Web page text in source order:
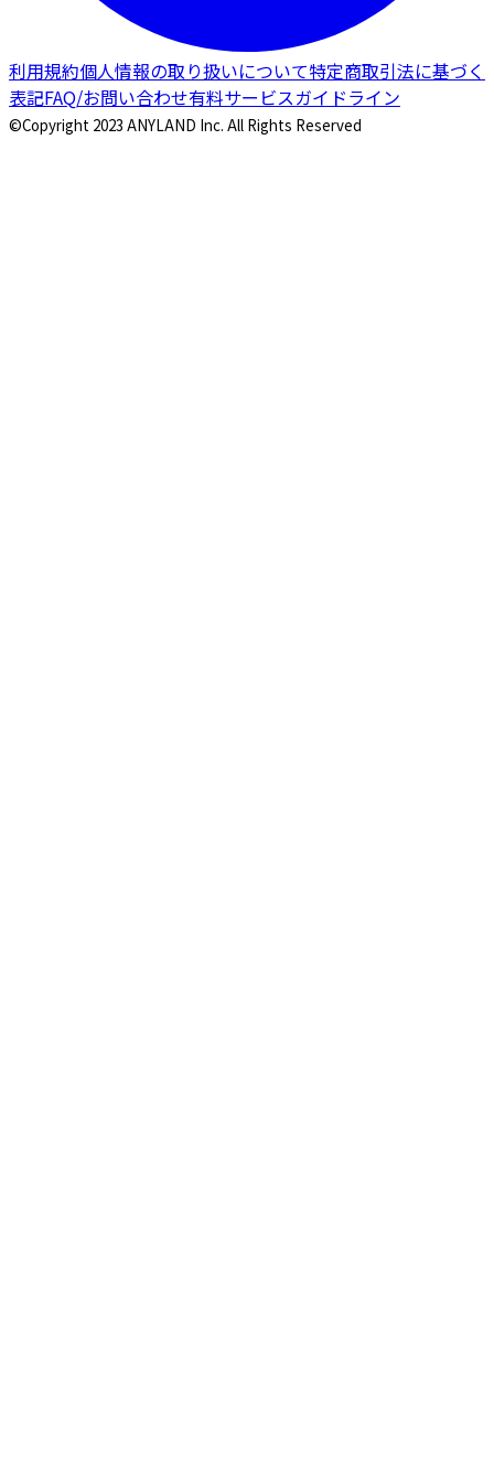
利用規約個人情報の取り扱いについて特定商取引法に基づく
表記FAQ/お問い合わせ有料サービスガイドライン
©Copyright 2023 ANYLAND Inc. All Rights Reserved